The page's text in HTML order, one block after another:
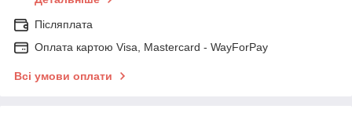
Післяплата
Оплата картою Visa, Mastercard - WayForPay
Всі умови оплати